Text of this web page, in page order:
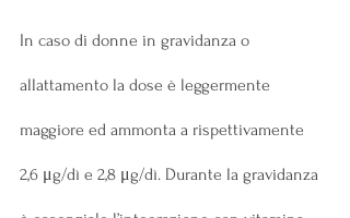
In caso di donne in gravidanza o
allattamento la dose è leggermente
maggiore ed ammonta a rispettivamente
2,6 μg/dì e 2,8 μg/dì. Durante la gravidanza